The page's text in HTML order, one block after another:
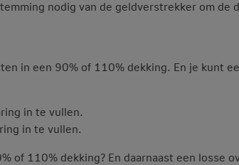
nodig van de geldverstrekker om de
in een 90% of 110% dekking. En je kunt
in te vullen.
in te vullen.
of 110% dekking? En daarnaast een losse